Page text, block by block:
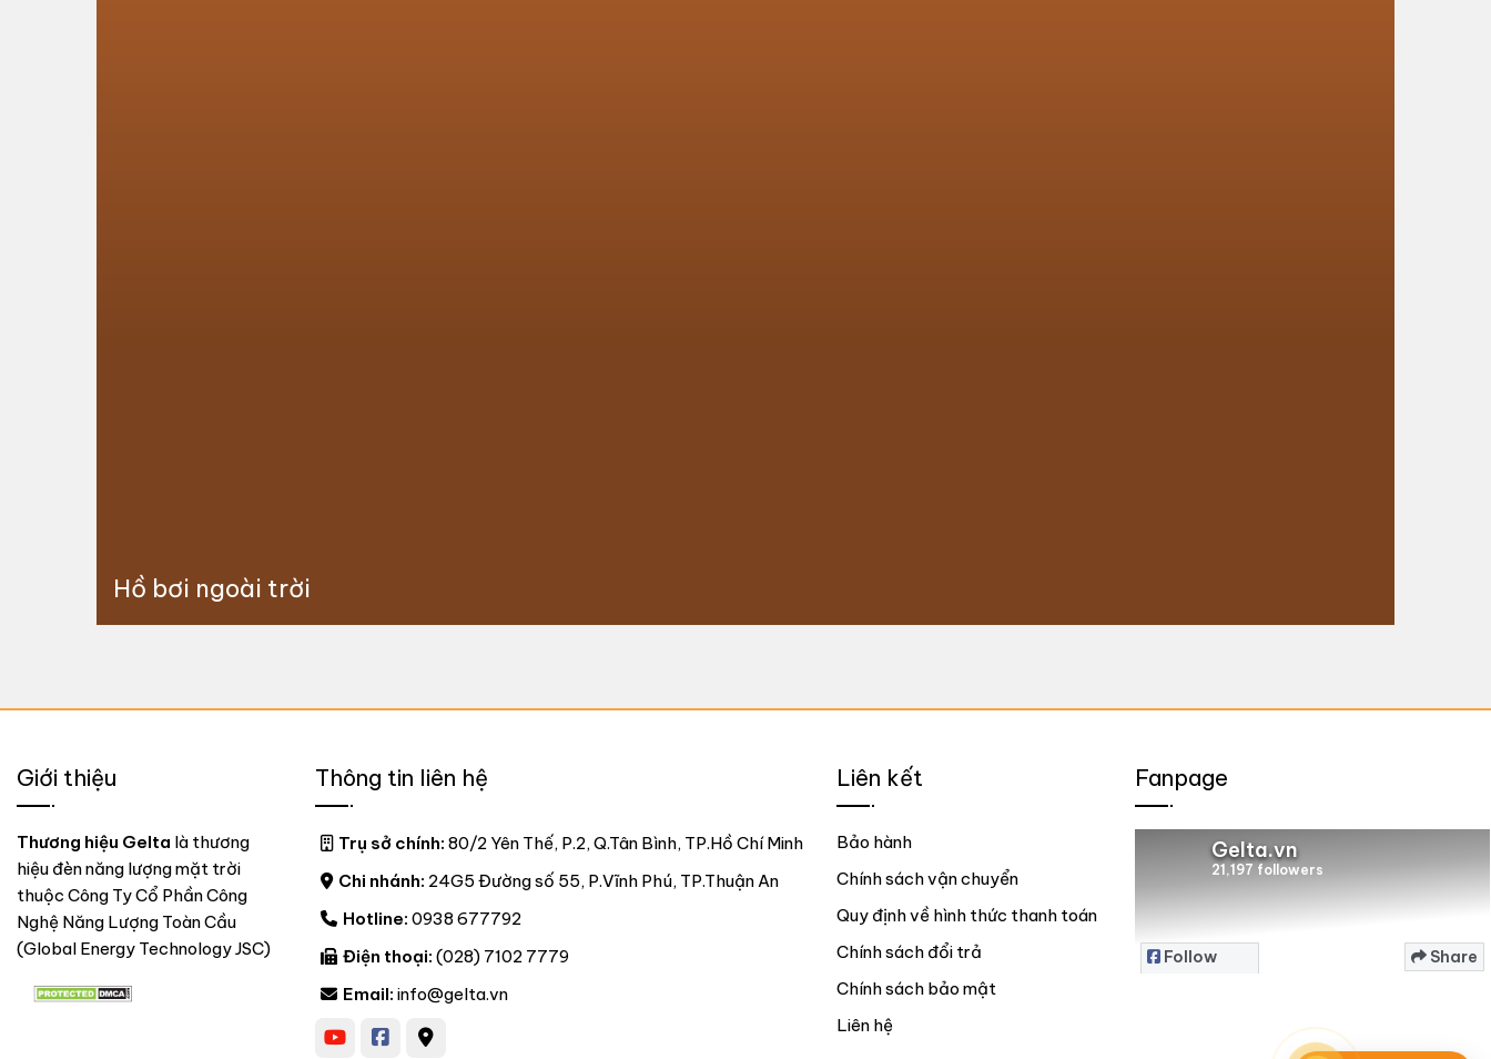
Hồ bơi ngoài trời
Giới thiệu
Thương hiệu Gelta là thương
hiệu đèn năng lượng mặt trời
thuộc Công Ty Cổ Phần Công
Nghệ Năng Lượng Toàn Cầu
(Global Energy Technology JSC)
Thông tin liên hệ
Trụ sở chính: 80/2 Yên Thế, P.2, Q.Tân Bình, TP.Hồ Chí Minh
Chi nhánh: 24G5 Đường số 55, P.Vĩnh Phú, TP.Thuận An
Hotline: 0938 677792
Điện thoại: (028) 7102 7779
Email: info@gelta.vn
Liên kết
Bảo hành
Chính sách vận chuyển
Quy định về hình thức thanh toán
Chính sách đổi trả
Chính sách bảo mật
Liên hệ
Fanpage
Gelta.vn
21,197 followers
Follow
Share